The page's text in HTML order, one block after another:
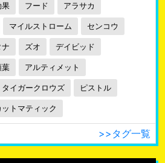
果 フード アラサカ
マイルストローム センコウ
ナ ズオ デイビッド
葉 アルティメット
タイガークロウズ ピストル
ットマティック
>>タグ一覧